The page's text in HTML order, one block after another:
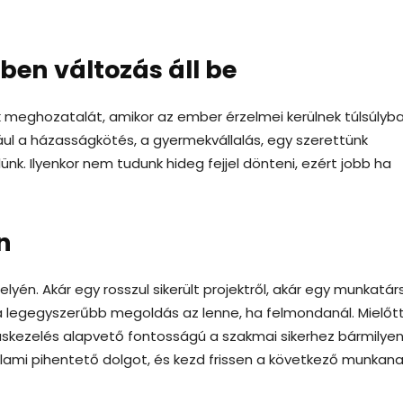
változás áll be
amikor az ember érzelmei kerülnek
a házasságkötés, a gyermekvállalás, egy szerettünk
Ilyenkor nem tudunk hideg fejjel dönteni, ezért jobb ha
Akár egy rosszul sikerült projektről, akár egy
megoldás az lenne, ha felmondanál. Mielőtt
alapvető fontosságú a szakmai sikerhez bármilyen
pihentető dolgot, és kezd frissen a következő